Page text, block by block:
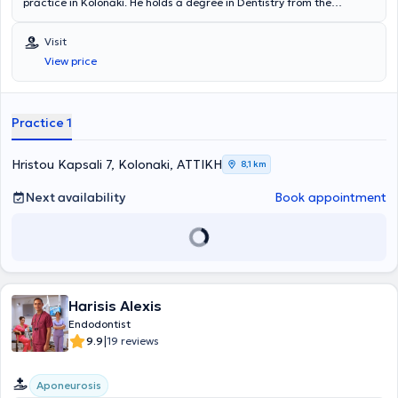
postgraduate training in Endodontics at Columbia University in New
York. He is a member of the AAE (American Association of
Endodontists). Finally, he possesses extensive experience and
training.
Visit
View price
Practice 1
Hristou Kapsali 7, Kolonaki, ΑΤΤΙΚΗ 8,1 km
Next availability Book appointment
Harisis Alexis
Endodontist
9.9|19 reviews
Aponeurosis